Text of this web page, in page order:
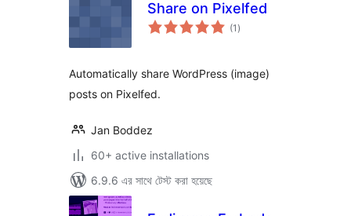
Share on Pixelfed
(1 total
ratings
)
Automatically share WordPress (image)
posts on Pixelfed.
Jan Boddez
60+ active installations
6.9.6 এর সাথে টেস্ট করা হয়েছে